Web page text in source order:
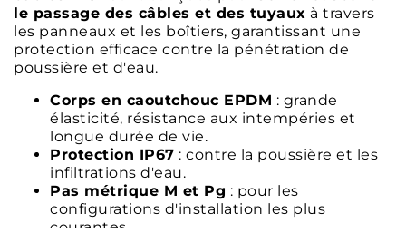
le passage des câbles et des tuyaux à travers
les panneaux et les boîtiers, garantissant une
protection efficace contre la pénétration de
poussière et d'eau.
Corps en caoutchouc EPDM : grande
élasticité, résistance aux intempéries et
longue durée de vie.
Protection IP67 : contre la poussière et les
infiltrations d'eau.
Pas métrique M et Pg : pour les
configurations d'installation les plus
courantes.